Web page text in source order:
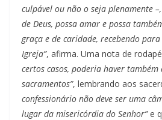
culpável ou não o seja plenamente
de Deus, possa amar e possa
graça e de caridade, recebendo
Igreja”, afirma. Uma nota de
certos casos, poderia haver também
sacramentos”, lembrando aos
confessionário não deve ser uma
lugar da misericórdia do Senhor”e